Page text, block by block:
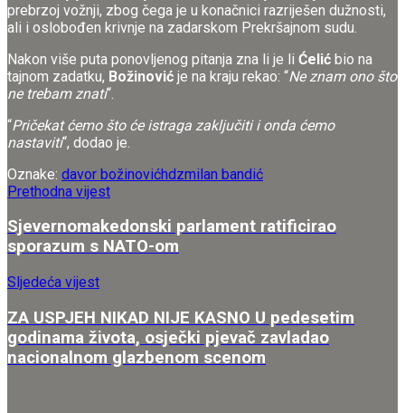
prebrzoj vožnji, zbog čega je u konačnici razriješen dužnosti,
ali i oslobođen krivnje na zadarskom Prekršajnom sudu.
Nakon više puta ponovljenog pitanja zna li je li Ćelić bio na
tajnom zadatku, Božinović je na kraju rekao: “Ne znam ono što
ne trebam znati“.
“Pričekat ćemo što će istraga zaključiti i onda ćemo
nastaviti“, dodao je.
Oznake: davor božinovićhdzmilan bandić
Prethodna vijest
Sjevernomakedonski parlament ratificirao
sporazum s NATO-om
Sljedeća vijest
ZA USPJEH NIKAD NIJE KASNO U pedesetim
godinama života, osječki pjevač zavladao
nacionalnom glazbenom scenom